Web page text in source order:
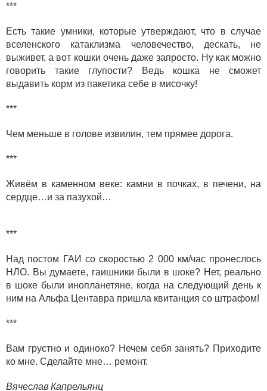
***
Есть такие умники, которые утверждают, что в случае
вселенского катаклизма человечество, дескать, не
выживет, а вот кошки очень даже запросто. Ну как можно
говорить такие глупости? Ведь кошка не сможет
выдавить корм из пакетика себе в мисочку!
***
Чем меньше в голове извилин, тем прямее дорога.
***
Живём в каменном веке: камни в почках, в печени, на
сердце…и за пазухой…
***
Над постом ГАИ со скоростью 2 000 км/час пронеслось
НЛО. Вы думаете, гаишники были в шоке? Нет, реально
в шоке были инопланетяне, когда на следующий день к
ним на Альфа Центавра пришла квитанция со штрафом!
***
Вам грустно и одиноко? Нечем себя занять? Приходите
ко мне. Сделайте мне… ремонт.
Вячеслав Капрельянц